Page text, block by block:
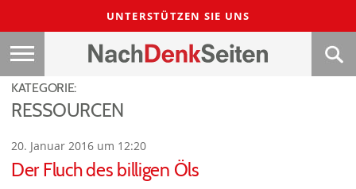
UNTERSTÜTZEN SIE UNS
KATEGORIE:
RESSOURCEN
20. Januar 2016 um 12:20
Der Fluch des billigen Öls